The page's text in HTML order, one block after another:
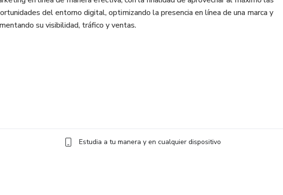
del entorno digital, optimizando la presencia en línea de una marca y
su visibilidad, tráfico y ventas.
Estudia a tu manera y en cualquier dispositivo